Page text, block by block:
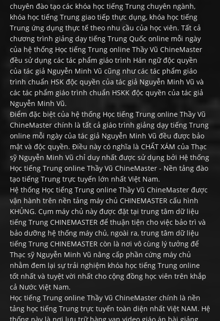
chuyên đào tạo các khóa học tiếng Trung chuyên ngành,
khóa học tiếng Trung giao tiếp thực dụng, khóa học tiếng
Trung ứng dụng thực tế theo nhu cầu của học viên. Tất cả
chương trình giảng dạy tiếng Trung Quốc online mỗi ngày
của hệ thống Học tiếng Trung online Thầy Vũ ChineMaster
đều sử dụng các tác phẩm giáo trình Hán ngữ độc quyền
của tác giả Nguyễn Minh Vũ cũng như các tác phẩm giáo
trình chuẩn HSK độc quyền của tác giả Nguyễn Minh Vũ và
các tác phẩm giáo trình chuẩn HSKK độc quyền của tác giả
Nguyễn Minh Vũ.
Điểm đặc biệt của hệ thống Học tiếng Trung online Thầy Vũ
ChineMaster chính là tất cả giáo trình giảng dạy tiếng Trung
online mỗi ngày của tác giả Nguyễn Minh Vũ đều được bảo
mật và độc quyền. Điều này có nghĩa là CHẤT XÁM của Thạc
sỹ Nguyễn Minh Vũ chỉ duy nhất được sử dụng bởi Hệ thống
Học tiếng Trung online Thầy Vũ ChineMaster - Nền tảng đào
tạo tiếng Trung trực tuyến lớn nhất Việt Nam.
Hệ thống Học tiếng Trung online Thầy Vũ ChineMaster được
vận hành trên nền tảng máy chủ CHINEMASTER cấu hình
KHỦNG. Cụm máy chủ này được đặt tại trung tâm dữ liệu
tiếng Trung CHINEMASTER để thuận tiện cho việc bảo trì và
bảo dưỡng hệ thống máy chủ, ngoài ra, trung tâm dữ liệu
tiếng Trung CHINEMASTER còn là nơi vô cùng lý tưởng để
Thạc sỹ Nguyễn Minh Vũ nâng cấp phần cứng máy chủ
nhằm đem lại sự trải nghiệm khóa học tiếng Trung online
tốt nhất và tuyệt vời nhất cho cộng đồng học viên trên khắp
cả Nước Việt Nam.
Học tiếng Trung online Thầy Vũ ChineMaster chính là nền
tảng học tiếng Trung trực tuyến toàn diện nhất Việt NAM. Hệ